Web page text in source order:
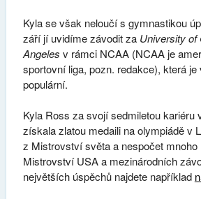
Kyla se však neloučí s gymnastikou
září jí uvidíme závodit za University of
Angeles v rámci NCAA (NCAA je
sportovní liga, pozn. redakce), která
populární.
Kyla Ross za svojí sedmiletou kariéru
získala zlatou medaili na olympiádě v
z Mistrovství světa a nespočet mnoho
Mistrovství USA a mezinárodních
největších úspěchů najdete například